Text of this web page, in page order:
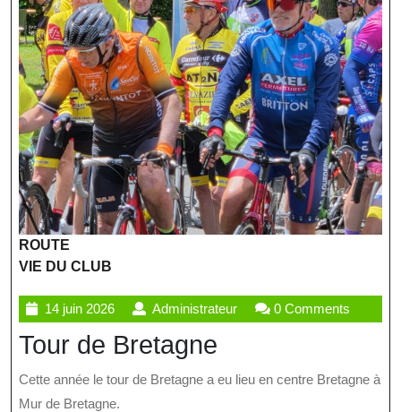
ROUTE
VIE DU CLUB
14 juin 202614
juin
2026
AdministrateurAdministrateur
0 Comments
Tour de Bretagne
Cette année le tour de Bretagne a eu lieu en centre Bretagne à
Mur de Bretagne.